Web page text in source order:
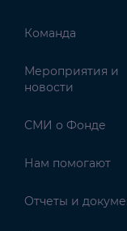
Команда
Мероприятия и
новости
СМИ о Фонде
Нам помогают
Отчеты и